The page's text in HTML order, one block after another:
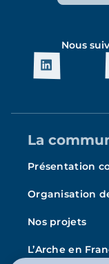
Nous
La
Présentation
Organisation
Nos projets
L’Arche en